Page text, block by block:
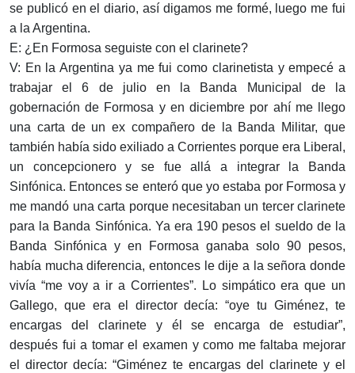
se publicó en el diario, así digamos me formé, luego me fui
a la Argentina.
E: ¿En Formosa seguiste con el clarinete?
V: En la Argentina ya me fui como clarinetista y empecé a
trabajar el 6 de julio en la Banda Municipal de la
gobernación de Formosa y en diciembre por ahí me llego
una carta de un ex compañero de la Banda Militar, que
también había sido exiliado a Corrientes porque era Liberal,
un concepcionero y se fue allá a integrar la Banda
Sinfónica. Entonces se enteró que yo estaba por Formosa y
me mandó una carta porque necesitaban un tercer clarinete
para la Banda Sinfónica. Ya era 190 pesos el sueldo de la
Banda Sinfónica y en Formosa ganaba solo 90 pesos,
había mucha diferencia, entonces le dije a la señora donde
vivía “me voy a ir a Corrientes”. Lo simpático era que un
Gallego, que era el director decía: “oye tu Giménez, te
encargas del clarinete y él se encarga de estudiar”,
después fui a tomar el examen y como me faltaba mejorar
el director decía: “Giménez te encargas del clarinete y el